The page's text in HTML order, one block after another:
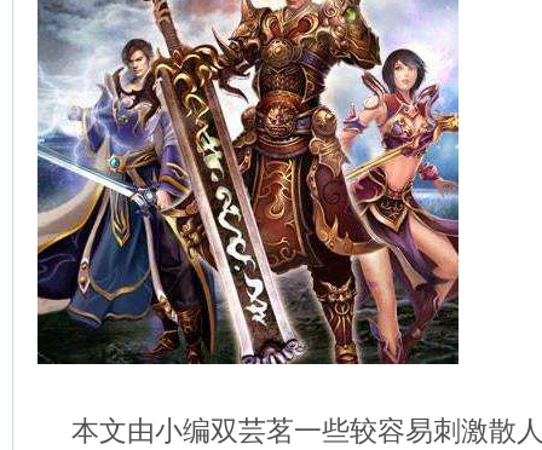
本文由小编双芸茗一些较容易刺激散